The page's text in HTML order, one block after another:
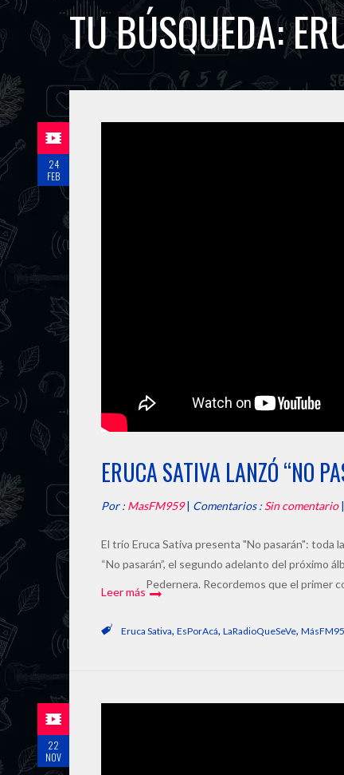
TU BÚSQUEDA:
ERUCA SATIVA LANZÓ “NO
Por : MasFM959| Comentarios : Sin comentario|
El trío Eruca Sativa presenta "No pasarán": toda
“No pasarán”, el segundo adelanto del próximo
Pedernera. Recordemos que el primer
Leer más
24
FEB
Eruca Sativa, EsPorAcá, LaRadioQueSeVe,
22
NOV